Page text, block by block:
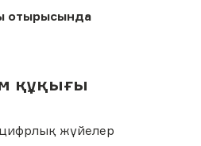
отырысында
құқығы
жүйелер